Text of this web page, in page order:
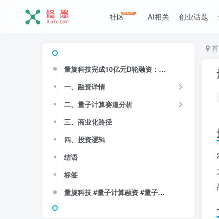
社区NEW AI相关 创业话题
量旋科技完成10亿元D轮融资：量子计算产业化加速，教育级到产业级全覆盖
一、融资详情
二、量子计算赛道分析
三、商业化路径
四、投资逻辑
结语
标签
量旋科技 #量子计算融资 #量子计算产业化 #10亿元融资 #D轮融资